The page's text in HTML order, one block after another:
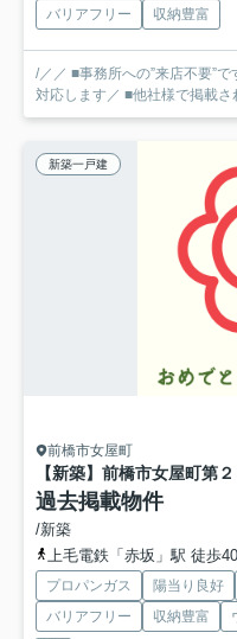
バリアフリー
収納豊富
/／／ ■事務所への”来店不要”
対応します／ ■他社様で掲載さ
新築一戸建
前橋市女屋町
過去掲載物件
/新築
上毛電鉄「赤坂」駅 徒歩
プロパンガス 陽当り良好
バリアフリー
収納豊富